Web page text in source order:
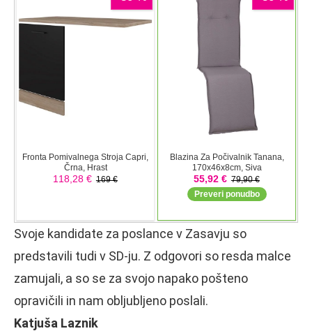
Svoje kandidate za poslance v Zasavju so
predstavili tudi v SD-ju. Z odgovori so resda malce
zamujali, a so se za svojo napako pošteno
opravičili in nam obljubljeno poslali.
Katjuša Laznik